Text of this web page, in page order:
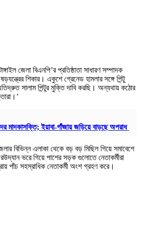
জেলা বিএনপি’র প্রতিষ্ঠাতা সাধারণ সম্পাদক
শিকার। একুশে গ্রেনেড হামলার সঙ্গে পিন্টু
সালাম পিন্টুর মুক্তি দাবি করছি। অন্যথায় কঠোর
মাদকাসক্তি; ইয়াবা-গাঁজায় জড়িয়ে বাড়ছে অপরাধ
বিভিন্ন এলাকা থেকে বড় বড় মিছিল গিয়ে সমাবেশে
ভরে গিয়ে পাশের সড়ক গুলোতে নেতাকর্মীরা
পাঁচ সহস্রাধিক নেতাকর্মী অংশ গ্রহণ করে।